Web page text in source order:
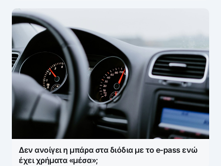
Δεν ανοίγει η μπάρα στα διόδια με το e-pass ενώ
έχει χρήματα «μέσα»;